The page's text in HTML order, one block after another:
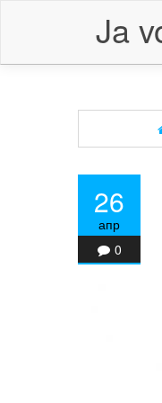
content
Ja
26
апр
0